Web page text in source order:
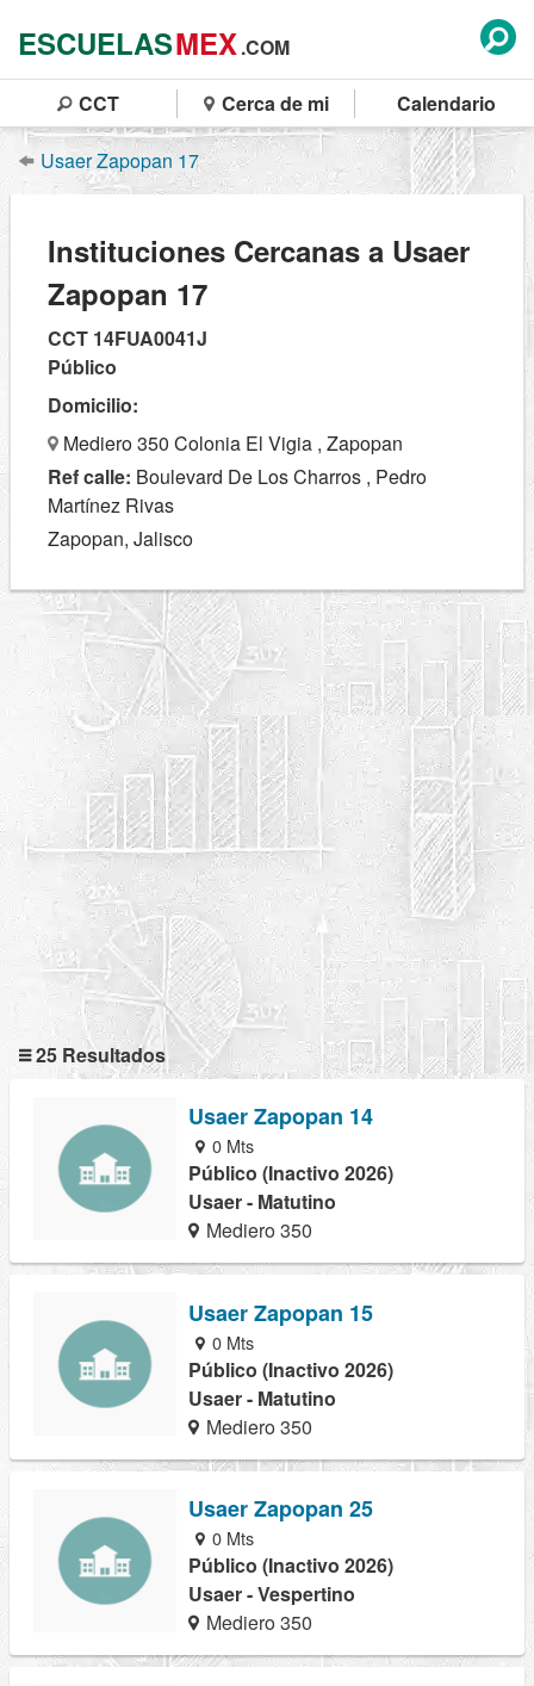
ESCUELASMEX.COM
CCT Cerca de mi Calendario
Usaer Zapopan 17
Instituciones Cercanas a Usaer
Zapopan 17
CCT 14FUA0041J
Público
Domicilio:
Mediero 350 Colonia El Vigia , Zapopan
Ref calle: Boulevard De Los Charros , Pedro
Martínez Rivas
Zapopan, Jalisco
25 Resultados
Usaer Zapopan 14
0 Mts
Público (Inactivo 2026)
Usaer - Matutino
Mediero 350
Usaer Zapopan 15
0 Mts
Público (Inactivo 2026)
Usaer - Matutino
Mediero 350
Usaer Zapopan 25
0 Mts
Público (Inactivo 2026)
Usaer - Vespertino
Mediero 350